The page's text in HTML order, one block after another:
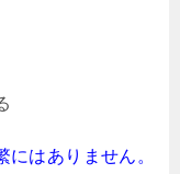
はありません。